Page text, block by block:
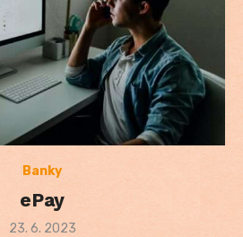
Banky
ePay
Posted
23. 6. 2023